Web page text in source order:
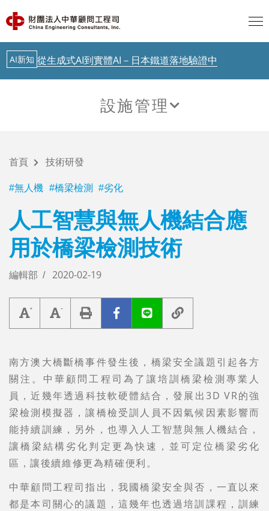
最新消息 中華顧問工程司「公路橋梁檢測人員培訓」今起跑
AI新知 從生成式AI到實體AI－日本鐵道落地驗證中
從生成式AI到實體AI－日本鐵道落地驗證中
設施管理
首頁
技術研發
無人機
橋梁檢測 劣化
人工智慧與無人機結合應
用於橋梁檢測技術
編輯部 2020-02-19
南方澳大橋斷橋事件發生後，橋梁安全議題引起各方
關注。中華顧問工程司為了讓培訓橋梁檢測專業人
員，近幾年透過科技軟硬體結合，發展出3D VR的強
梁檢測模擬器，讓橋檢受訓人員不因氣候因素影響而
能持續訓練，另外，也導入人工智慧與無人機結合，
讓橋梁結構劣化判定更為快速，並可定位橋梁劣化
區，讓後續維修更為精確便利。
中華顧問工程司指出，我國橋梁安全與否，一直以來
都是本司關心的議題，這幾年也透過培訓課程，訓練